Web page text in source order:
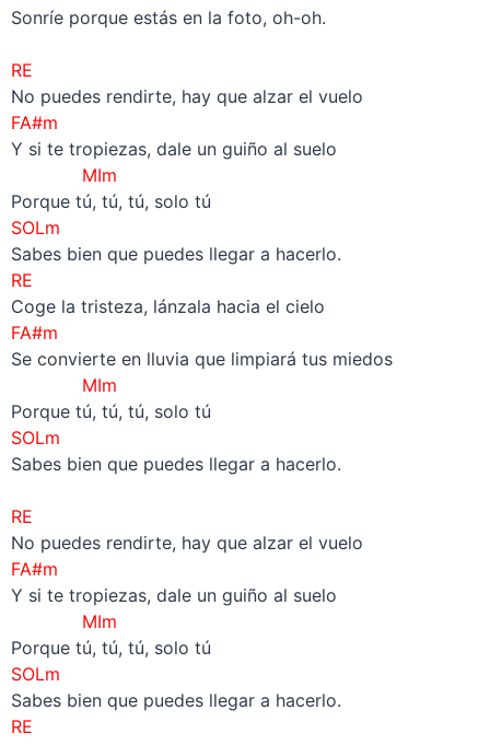
Sonríe porque estás en la foto, oh-oh.
RE
No puedes rendirte, hay que alzar el vuelo
FA#m
Y si te tropiezas, dale un guiño al suelo
MIm
Porque tú, tú, tú, solo tú
SOLm
Sabes bien que puedes llegar a hacerlo.
RE
Coge la tristeza, lánzala hacia el cielo
FA#m
Se convierte en lluvia que limpiará tus miedos
MIm
Porque tú, tú, tú, solo tú
SOLm
Sabes bien que puedes llegar a hacerlo.
RE
No puedes rendirte, hay que alzar el vuelo
FA#m
Y si te tropiezas, dale un guiño al suelo
MIm
Porque tú, tú, tú, solo tú
SOLm
Sabes bien que puedes llegar a hacerlo.
RE